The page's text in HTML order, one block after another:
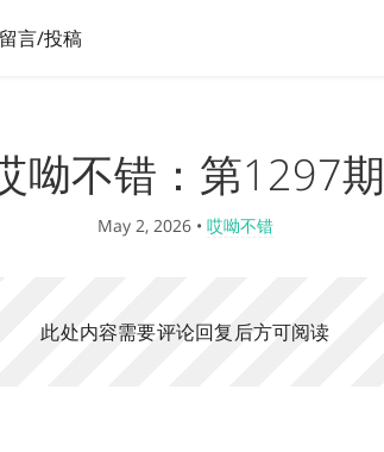
留言/投稿
呦不错：第1297期
May 2, 2026 • 哎呦不错
此处内容需要评论回复后方可阅读